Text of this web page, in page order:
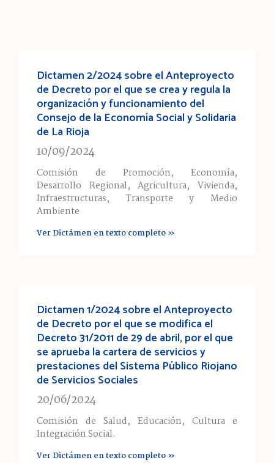
Dictamen 2/2024 sobre el Anteproyecto
de Decreto por el que se crea y regula la
organización y funcionamiento del
Consejo de la Economía Social y Solidaria
de La Rioja
10/09/2024
Comisión de Promoción, Economía,
Desarrollo Regional, Agricultura, Vivienda,
Infraestructuras, Transporte y Medio
Ambiente
Ver Dictámen en texto completo »
Dictamen 1/2024 sobre el Anteproyecto
de Decreto por el que se modifica el
Decreto 31/2011 de 29 de abril, por el que
se aprueba la cartera de servicios y
prestaciones del Sistema Público Riojano
de Servicios Sociales
20/06/2024
Comisión de Salud, Educación, Cultura e
Integración Social.
Ver Dictámen en texto completo »